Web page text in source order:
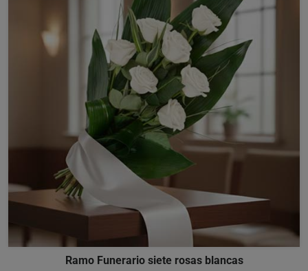
Ramo Funerario siete rosas blancas